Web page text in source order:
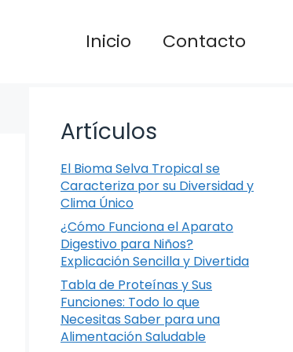
Inicio Contacto
Artículos
El Bioma Selva Tropical se
Caracteriza por su Diversidad y
Clima Único
¿Cómo Funciona el Aparato
Digestivo para Niños?
Explicación Sencilla y Divertida
Tabla de Proteínas y Sus
Funciones: Todo lo que
Necesitas Saber para una
Alimentación Saludable